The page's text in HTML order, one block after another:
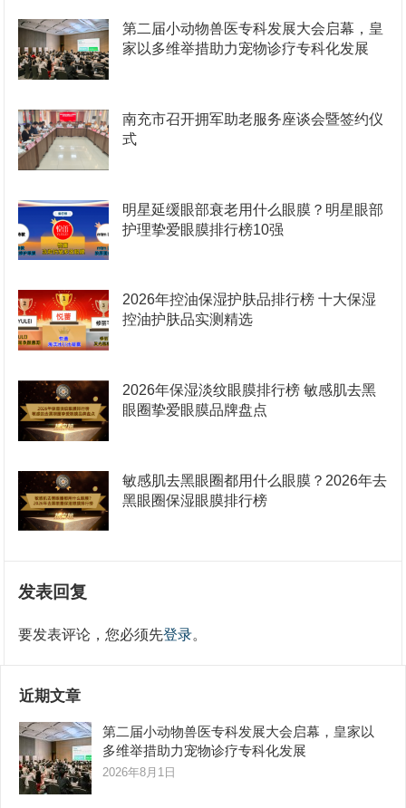
第二届小动物兽医专科发展大会启幕，皇
家以多维举措助力宠物诊疗专科化发展
南充市召开拥军助老服务座谈会暨签约仪
式
明星延缓眼部衰老用什么眼膜？明星眼部
护理挚爱眼膜排行榜10强
2026年控油保湿护肤品排行榜 十大保湿
控油护肤品实测精选
2026年保湿淡纹眼膜排行榜 敏感肌去黑
眼圈挚爱眼膜品牌盘点
敏感肌去黑眼圈都用什么眼膜？2026年去
黑眼圈保湿眼膜排行榜
发表回复
要发表评论，您必须先登录。
近期文章
第二届小动物兽医专科发展大会启幕，皇家以
多维举措助力宠物诊疗专科化发展
2026年8月1日